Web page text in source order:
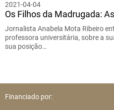
2021-04-04
Os Filhos da Madrugada:
Jornalista Anabela Mota Ribeiro
professora universitária, sobre a
sua posição…
Financiado por: